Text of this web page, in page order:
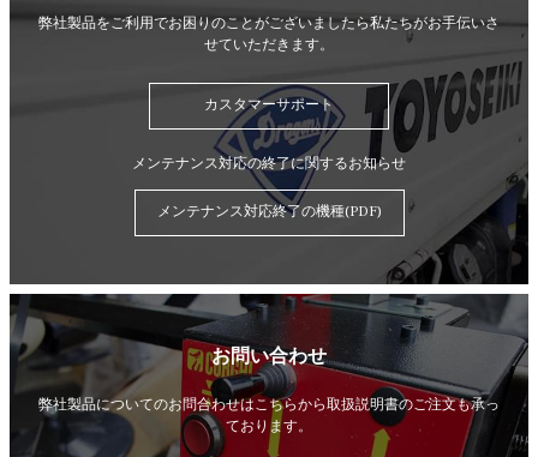
弊社製品をご利用でお困りのことがございましたら私たちがお手伝いさ
せていただきます。
カスタマーサポート
メンテナンス対応の終了に関するお知らせ
メンテナンス対応終了の機種(PDF)
お問い合わせ
弊社製品についてのお問合わせはこちらから取扱説明書のご注文も承っ
ております。